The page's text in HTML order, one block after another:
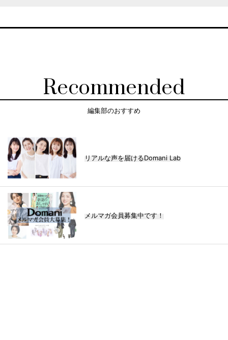
Recommended
編集部のおすすめ
リアルな声を届けるDomani Lab
メルマガ会員募集中です！